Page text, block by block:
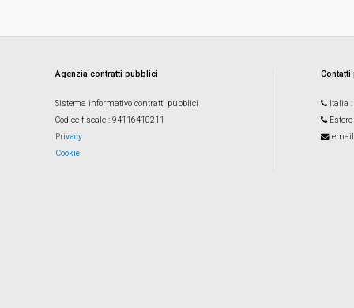
Agenzia contratti pubblici
Sistema informativo contratti pubblici
Codice fiscale : 94116410211
Privacy
Cookie
Italia
Estero
email